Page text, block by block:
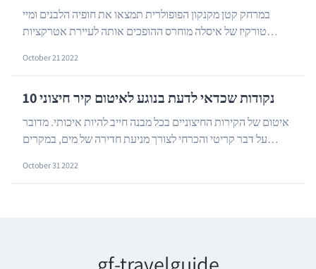
במרחק קטן מקנקון הפופולרית תמצאו את חופיה הלבנים ומיי
טורקיז של איסלה מוחרס ההופכים אותה לעיירת אטרקציות
October 21 2022
10 נקודות שכדאי לדעת בנוגע לאיטום קיר חיצוני
איטום של הקירות החיצוניים בכל מבנה חייב להיות איכותי. מדובר
על דבר קריטי והכרחי לצורך מניעת חדירה של מים, במקרים
October 31 2022